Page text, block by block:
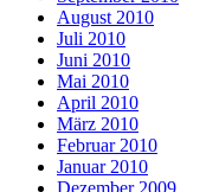
August 2010
Juli 2010
Juni 2010
Mai 2010
April 2010
März 2010
Februar 2010
Januar 2010
Dezember 2009